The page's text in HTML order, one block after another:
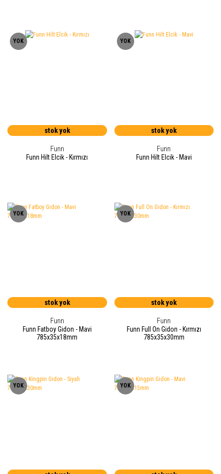
YOK
stok yok
Funn
Funn Hilt Elcik - Kırmızı
YOK
stok yok
Funn
Funn Hilt Elcik - Mavi
YOK
stok yok
Funn
Funn Fatboy Gidon - Mavi
785x35x18mm
YOK
stok yok
Funn
Funn Full On Gidon - Kırmızı
785x35x30mm
YOK YOK